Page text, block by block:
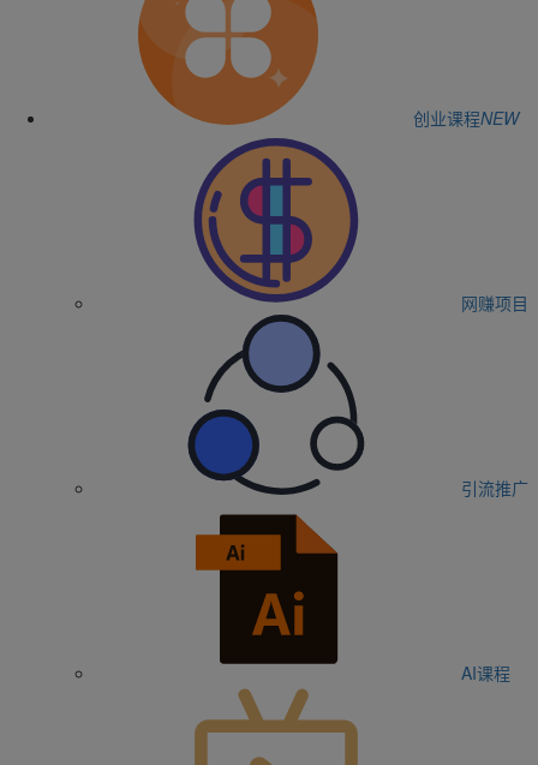
创业课程NEW
网赚项目
引流推广
AI课程